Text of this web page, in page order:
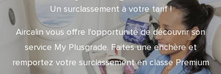
Un surclassement à votre tarif !
Aircalin vous offre l'opportunité de découvrir son
service My Plusgrade. Faites une enchère et
remportez votre surclassement en classe Premium